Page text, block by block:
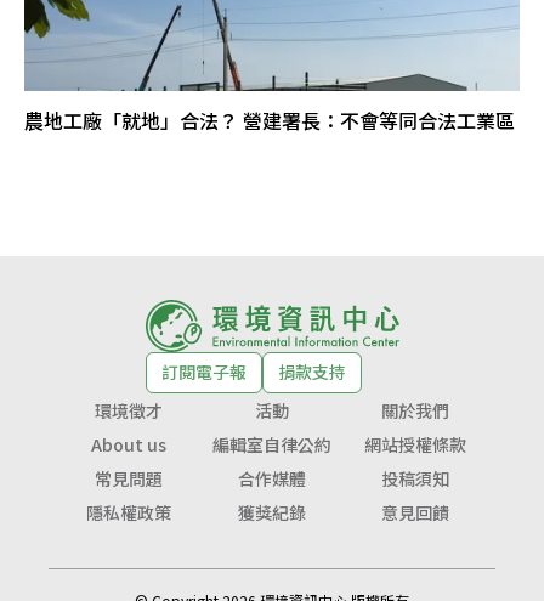
農地工廠「就地」合法？ 營建署長：不會等同合法工業區
訂閱電子報
捐款支持
環境徵才
活動
關於我們
About us
編輯室自律公約
網站授權條款
常見問題
合作媒體
投稿須知
隱私權政策
獲獎紀錄 意見回饋